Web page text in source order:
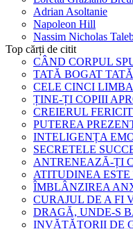
Adrian Asoltanie
Napoleon Hill
Nassim Nicholas
Top cărți de citit
CÂND CORPUL
TATĂ BOGAT
CELE CINCI
ȚINE-ȚI COPIII
CREIERUL FERICIT
PUTEREA
INTELIGENȚA
SECRETELE
ANTRENEAZĂ-ȚI
ATITUDINEA
ÎMBLÂNZIREA
CURAJUL DE A FI
DRAGĂ, UNDE-S
INVĂȚĂTORII DE